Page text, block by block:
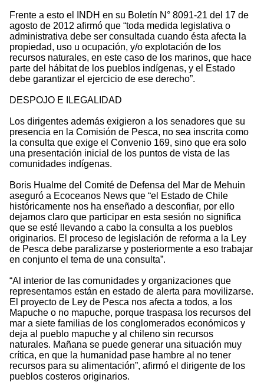
Frente a esto el INDH en su Boletín N° 8091-21 del 17 de
agosto de 2012 afirmó que “toda medida legislativa o
administrativa debe ser consultada cuando ésta afecta la
propiedad, uso u ocupación, y/o explotación de los
recursos naturales, en este caso de los marinos, que hace
parte del hábitat de los pueblos indígenas, y el Estado
debe garantizar el ejercicio de ese derecho”.
DESPOJO E ILEGALIDAD
Los dirigentes además exigieron a los senadores que su
presencia en la Comisión de Pesca, no sea inscrita como
la consulta que exige el Convenio 169, sino que era solo
una presentación inicial de los puntos de vista de las
comunidades indígenas.
Boris Hualme del Comité de Defensa del Mar de Mehuin
aseguró a Ecoceanos News que “el Estado de Chile
históricamente nos ha enseñado a desconfiar, por ello
dejamos claro que participar en esta sesión no significa
que se esté llevando a cabo la consulta a los pueblos
originarios. El proceso de legislación de reforma a la Ley
de Pesca debe paralizarse y posteriormente a eso trabajar
en conjunto el tema de una consulta”.
“Al interior de las comunidades y organizaciones que
representamos están en estado de alerta para movilizarse.
El proyecto de Ley de Pesca nos afecta a todos, a los
Mapuche o no mapuche, porque traspasa los recursos del
mar a siete familias de los conglomerados económicos y
deja al pueblo mapuche y al chileno sin recursos
naturales. Mañana se puede generar una situación muy
crítica, en que la humanidad pase hambre al no tener
recursos para su alimentación”, afirmó el dirigente de los
pueblos costeros originarios.